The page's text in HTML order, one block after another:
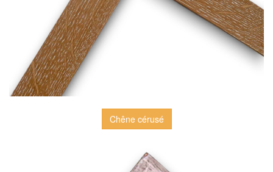
Chêne cérusé